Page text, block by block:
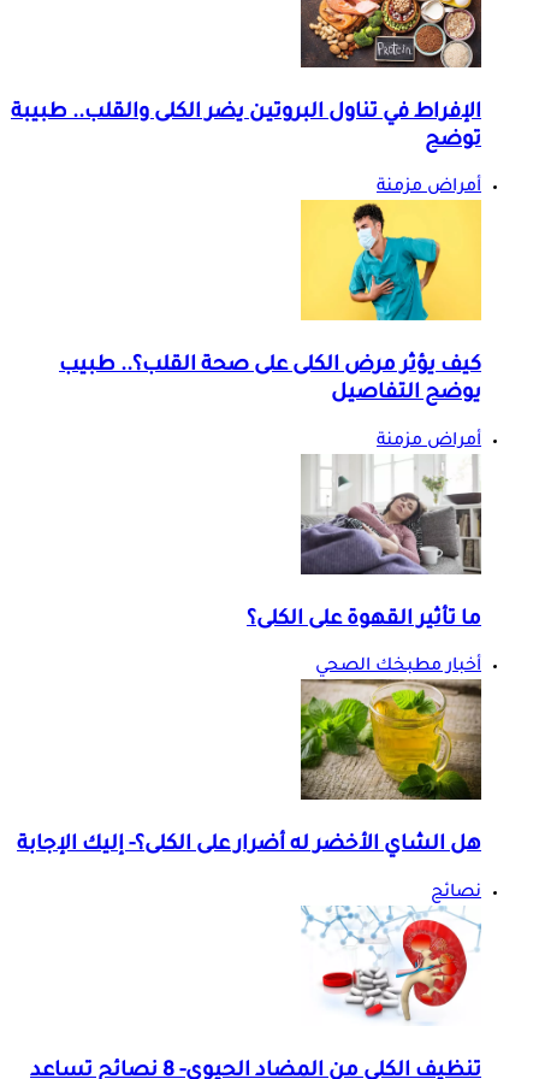
الإفراط في تناول البروتين يضر الكلى والقلب.. طبيبة
توضح
أمراض مزمنة
كيف يؤثر مرض الكلى على صحة القلب؟.. طبيب
يوضح التفاصيل
أمراض مزمنة
ما تأثير القهوة على الكلى؟
أخبار مطبخك الصحي
هل الشاي الأخضر له أضرار على الكلى؟- إليك الإجابة
نصائح
تنظيف الكلى من المضاد الحيوي- 8 نصائح تساعد